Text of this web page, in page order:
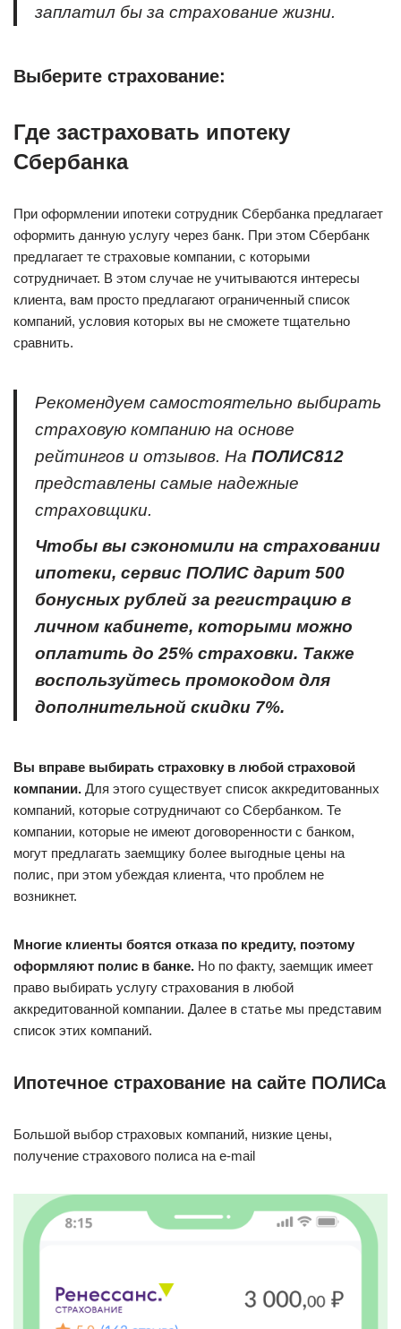
заплатил бы за страхование жизни.
Выберите страхование:
Где застраховать ипотеку
Сбербанка
При оформлении ипотеки сотрудник Сбербанка предлагает
оформить данную услугу через банк. При этом Сбербанк
предлагает те страховые компании, с которыми
сотрудничает. В этом случае не учитываются интересы
клиента, вам просто предлагают ограниченный список
компаний, условия которых вы не сможете тщательно
сравнить.
Рекомендуем самостоятельно выбирать
страховую компанию на основе
рейтингов и отзывов. На ПОЛИС812
представлены самые надежные
страховщики.
Чтобы вы сэкономили на страховании
ипотеки, сервис ПОЛИС дарит 500
бонусных рублей за регистрацию в
личном кабинете, которыми можно
оплатить до 25% страховки. Также
воспользуйтесь промокодом для
дополнительной скидки 7%.
Вы вправе выбирать страховку в любой страховой
компании. Для этого существует список аккредитованных
компаний, которые сотрудничают со Сбербанком. Те
компании, которые не имеют договоренности с банком,
могут предлагать заемщику более выгодные цены на
полис, при этом убеждая клиента, что проблем не
возникнет.
Многие клиенты боятся отказа по кредиту, поэтому
оформляют полис в банке. Но по факту, заемщик имеет
право выбирать услугу страхования в любой
аккредитованной компании. Далее в статье мы представим
список этих компаний.
Ипотечное страхование на сайте ПОЛИСа
Большой выбор страховых компаний, низкие цены,
получение страхового полиса на e-mail